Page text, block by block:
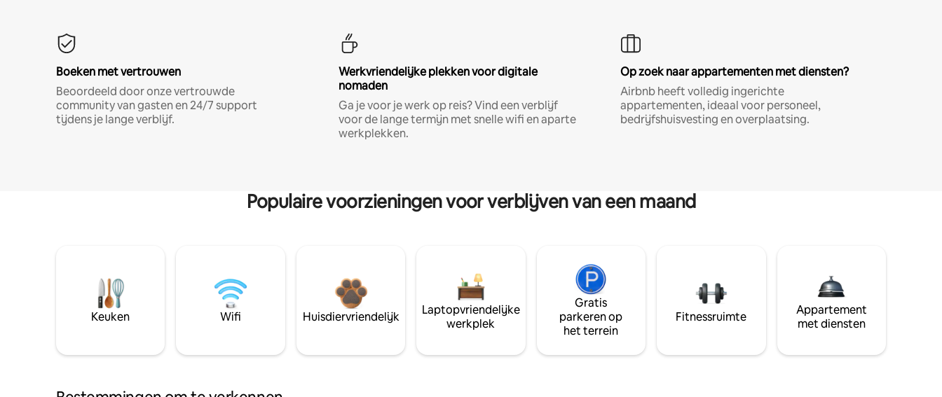
Boeken met vertrouwen
Beoordeeld door onze vertrouwde
community van gasten en 24/7 support
tijdens je lange verblijf.
Werkvriendelijke plekken voor digitale
nomaden
Ga je voor je werk op reis? Vind een verblijf
voor de lange termijn met snelle wifi en aparte
werkplekken.
Op zoek naar appartementen met diensten?
Airbnb heeft volledig ingerichte
appartementen, ideaal voor personeel,
bedrijfshuisvesting en overplaatsing.
Populaire voorzieningen voor verblijven van een maand
Keuken Wifi Huisdiervriendelijk
Laptopvriendelijke
werkplek
Gratis
parkeren op
het terrein
Fitnessruimte
Appartement
met diensten